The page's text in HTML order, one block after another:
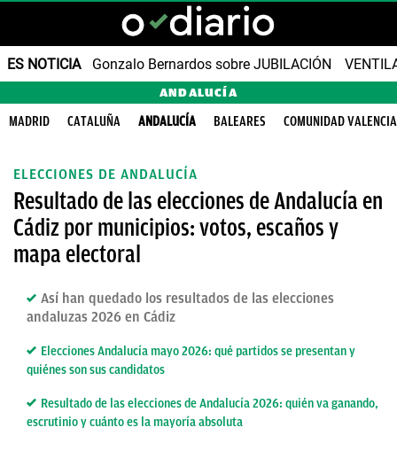
ES NOTICIA Gonzalo Bernardos sobre JUBILACIÓN
ANDALUCÍA
MADRID CATALUÑA ANDALUCÍA BALEARES COMUNIDAD
ELECCIONES DE ANDALUCÍA
Resultado de las elecciones de Andalucía en
Cádiz por municipios: votos, escaños y
mapa electoral
Así han quedado los resultados de las elecciones
andaluzas 2026 en Cádiz
Elecciones Andalucía mayo 2026: qué partidos se presentan y
quiénes son sus candidatos
Resultado de las elecciones de Andalucía 2026: quién va ganando,
escrutinio y cuánto es la mayoría absoluta